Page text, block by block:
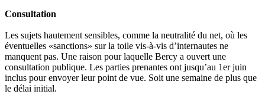
Consultation
Les sujets hautement sensibles, comme la neutralité du net, où les
éventuelles «sanctions» sur la toile vis-à-vis d’internautes ne
manquent pas. Une raison pour laquelle Bercy a ouvert une
consultation publique. Les parties prenantes ont jusqu’au 1er juin
inclus pour envoyer leur point de vue. Soit une semaine de plus que
le délai initial.